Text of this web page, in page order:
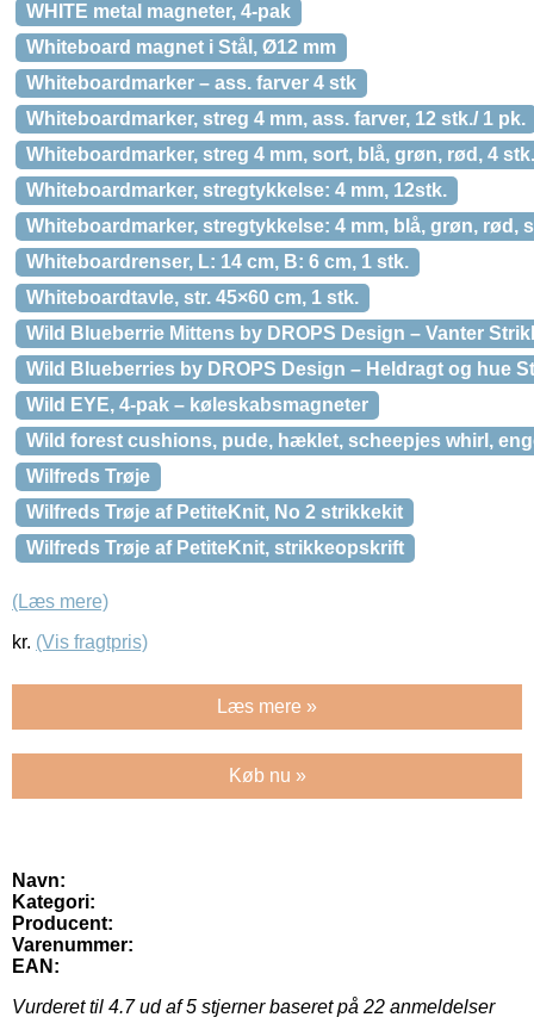
WHITE metal magneter, 4-pak
Whiteboard magnet i Stål, Ø12 mm
Whiteboardmarker – ass. farver 4 stk
Whiteboardmarker, streg 4 mm, ass. farver, 12 stk./ 1 pk.
Whiteboardmarker, streg 4 mm, sort, blå, grøn, rød, 4
Whiteboardmarker, stregtykkelse: 4 mm, 12stk.
Whiteboardmarker, stregtykkelse: 4 mm, blå, grøn, rød,
Whiteboardrenser, L: 14 cm, B: 6 cm, 1 stk.
Whiteboardtavle, str. 45×60 cm, 1 stk.
Wild Blueberrie Mittens by DROPS Design – Vanter
Wild Blueberries by DROPS Design – Heldragt og hue
Wild EYE, 4-pak – køleskabsmagneter
Wild forest cushions, pude, hæklet, scheepjes whirl,
Wilfreds Trøje
Wilfreds Trøje af PetiteKnit, No 2 strikkekit
Wilfreds Trøje af PetiteKnit, strikkeopskrift
(Læs mere)
kr. (Vis fragtpris)
Læs mere »
Køb nu »
Navn:
Kategori:
Producent:
Varenummer:
EAN:
Vurderet til 4.7ud af 5 stjerner baseret på 22 anmeldelser